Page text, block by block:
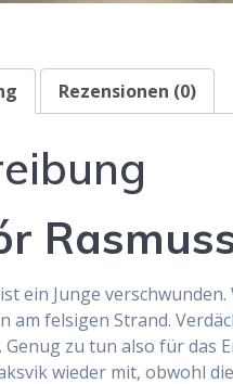
Rezensionen (0)
ein Junge
am felsigen Strand.
Genug zu tun also für
wieder mit, obwohl